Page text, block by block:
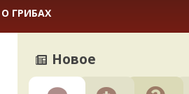
ГРИБАХ
Новое